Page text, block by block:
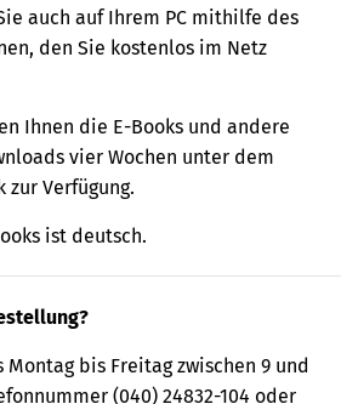
auch auf Ihrem PC mithilfe des
den Sie kostenlos im Netz
Ihnen die E-Books und andere
vier Wochen unter dem
Verfügung.
ist deutsch.
bis Freitag zwischen 9 und
(040) 24832-104 oder